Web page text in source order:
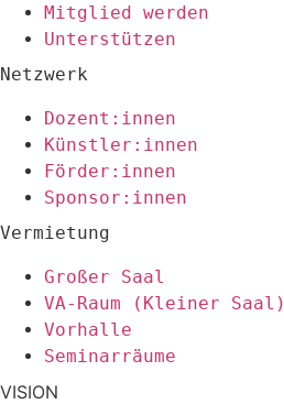
Mitglied werden
Unterstützen
Netzwerk
Dozent:innen
Künstler:innen
Förder:innen
Sponsor:innen
Vermietung
Großer Saal
VA-Raum (Kleiner Saal)
Vorhalle
Seminarräume
VISION